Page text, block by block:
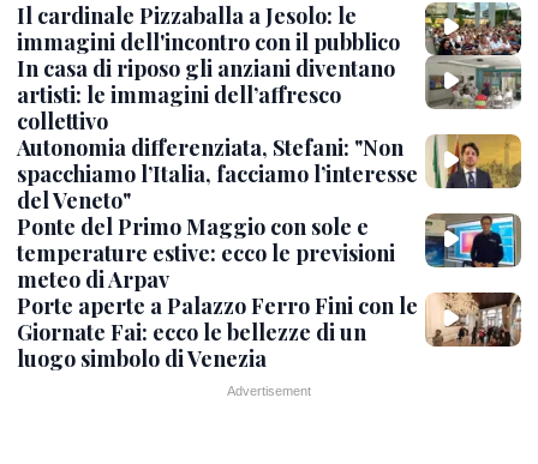
Il cardinale Pizzaballa a Jesolo: le
immagini dell'incontro con il pubblico
In casa di riposo gli anziani diventano
artisti: le immagini dell’affresco
collettivo
Autonomia differenziata, Stefani: "Non
spacchiamo l’Italia, facciamo l’interesse
del Veneto"
Ponte del Primo Maggio con sole e
temperature estive: ecco le previsioni
meteo di Arpav
Porte aperte a Palazzo Ferro Fini con le
Giornate Fai: ecco le bellezze di un
luogo simbolo di Venezia